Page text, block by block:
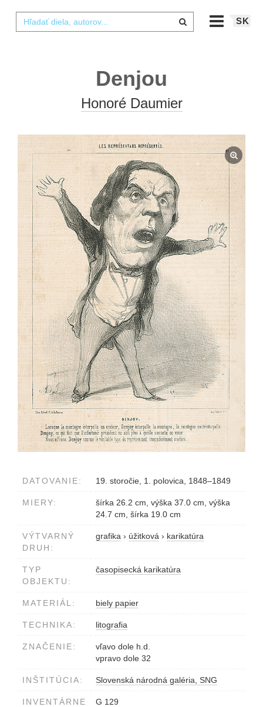
SK
Denjou
Honoré Daumier
DATOVANIE: 19. storočie, 1. polovica, 1848–1849
MIERY:
šírka 26.2 cm, výška 37.0 cm, výška
24.7 cm, šírka 19.0 cm
VÝTVARNÝ
DRUH:
grafika › úžitková › karikatúra
TYP
OBJEKTU:
časopisecká karikatúra
MATERIÁL: biely papier
TECHNIKA: litografia
ZNAČENIE:
vľavo dole h.d.
vpravo dole 32
INŠTITÚCIA: Slovenská národná galéria, SNG
INVENTÁRNE
G 129